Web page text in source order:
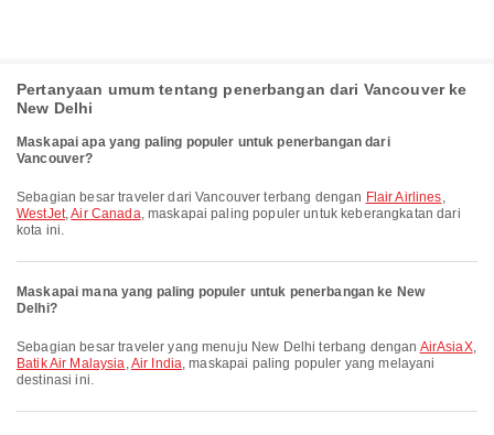
Pertanyaan umum tentang penerbangan dari Vancouver ke
New Delhi
Maskapai apa yang paling populer untuk penerbangan dari
Vancouver?
Sebagian besar traveler dari Vancouver terbang dengan Flair Airlines,
WestJet,Air Canada, maskapai paling populer untuk keberangkatan dari
kota ini.
Maskapai mana yang paling populer untuk penerbangan ke New
Delhi?
Sebagian besar traveler yang menuju New Delhi terbang dengan AirAsiaX,
Batik Air Malaysia,Air India, maskapai paling populer yang melayani
destinasi ini.